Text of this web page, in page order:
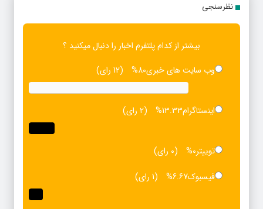
نظرسنجی
بیشتر از کدام پلتفرم اخبار را دنبال میکنید ؟
وب سایت های خبری80% (12 رای)
اینستاگرام13.33% (2 رای)
توییتر0%
(0 رای)
فیسبوک6.67% (1 رای)